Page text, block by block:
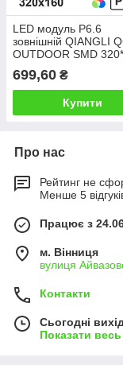
LED модуль P6.6
зовнішній QIANGLI
OUTDOOR SMD
мм
699,60 ₴
Купити
Про нас
Рейтинг не
Менше 5
Працює з
м. Вінниця
вулиця
Контакти
Сьогодні
Показати